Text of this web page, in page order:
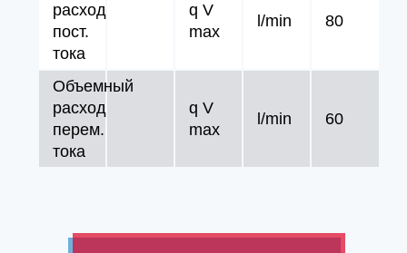
расход
пост.
тока
q V
max
l/min 80
Объемный
расход
перем.
тока
q V
max
l/min 60